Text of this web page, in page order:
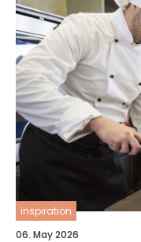
inspiration
06. May 2026